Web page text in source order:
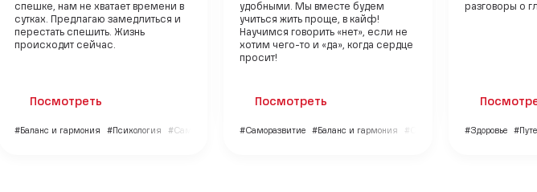
спешке, нам не хватает времени в
сутках. Предлагаю замедлиться и
перестать спешить. Жизнь
происходит сейчас.
Посмотреть
#Баланс и гармония #Психология #Саморазвитие
удобными. Мы вместе будем
учиться жить проще, в кайф!
Научимся говорить «нет», если не
хотим чего-то и «да», когда сердце
просит!
Посмотреть
#Саморазвитие #Баланс и гармония #Семья и дети
разговоры о
#Здоровье